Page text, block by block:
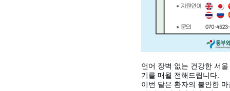
언어 장벽 없는 건강한 서
기를 매월 전해드립니다.
이번 달은 환자의 불안한